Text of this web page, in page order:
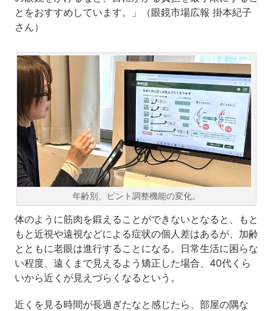
とをおすすめしています。」（眼鏡市場広報 掛本紀子
さん）
年齢別、ピント調整機能の変化。
体のように筋肉を鍛えることができないとなると、もと
もと近視や遠視などによる症状の個人差はあるが、加齢
とともに老眼は進行することになる。日常生活に困らな
い程度、遠くまで見えるよう矯正した場合、40代くら
いから近くが見えづらくなるという。
近くを見る時間が長過ぎたなと感じたら、部屋の隅な